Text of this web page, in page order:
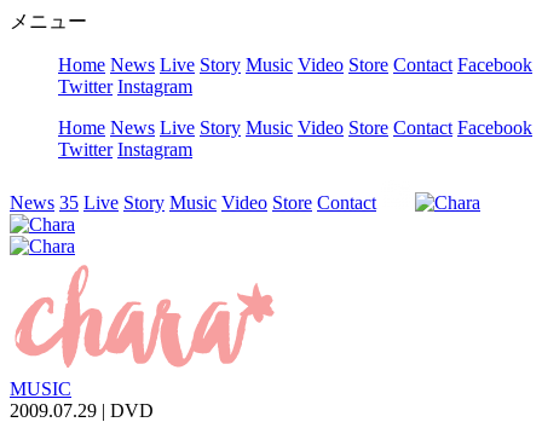
メニュー
Home News Live Story Music Video Store Contact Facebook
Twitter Instagram
Home News Live Story Music Video Store Contact Facebook
Twitter Instagram
News 35 Live Story Music Video Store Contact
MUSIC
2009.07.29 | DVD